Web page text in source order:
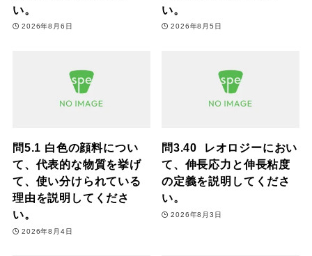
い。
2026年8月6日
い。
2026年8月5日
問5.1 白色の顔料につい
て、代表的な物質を挙げ
て、使い分けられている
理由を説明してくださ
い。
2026年8月4日
問3.40 レオロジーにおい
て、伸長応力と伸長粘度
の定義を説明してくださ
い。
2026年8月3日